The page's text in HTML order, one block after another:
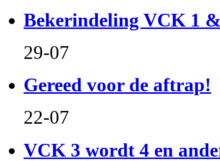
Bekerindeling VCK 1
29-07
Gereed voor de aftrap!
22-07
VCK 3 wordt 4 en